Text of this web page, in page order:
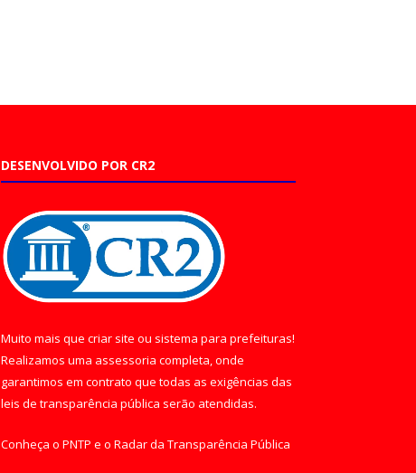
DESENVOLVIDO POR CR2
Muito mais que criar site ou sistema para prefeituras!
Realizamos uma assessoria completa, onde
garantimos em contrato que todas as exigências das
leis de transparência pública serão atendidas.
Conheça o PNTP e o Radar da Transparência Pública